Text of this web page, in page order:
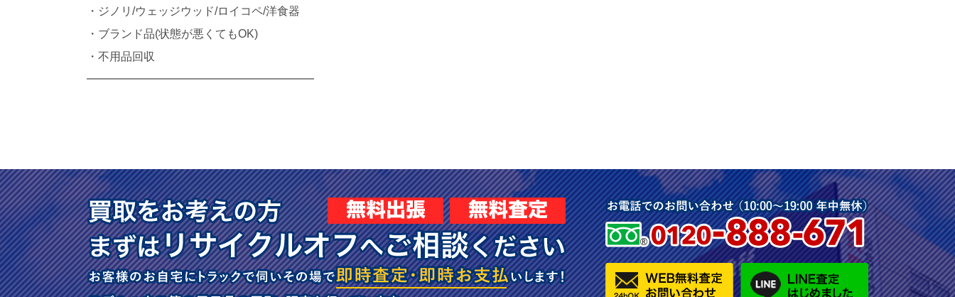
・ジノリ/ウェッジウッド/ロイコペ/洋食器
・ブランド品(状態が悪くてもOK)
・不用品回収
━━━━━━━━━━━━━━━━━━━━